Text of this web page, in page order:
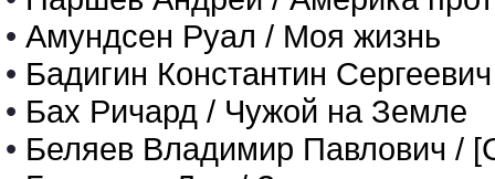
• Амундсен Руал / Моя жизнь
• Бадигин Константин
• Бах Ричард / Чужой на Земле
• Беляев Владимир Павлович /